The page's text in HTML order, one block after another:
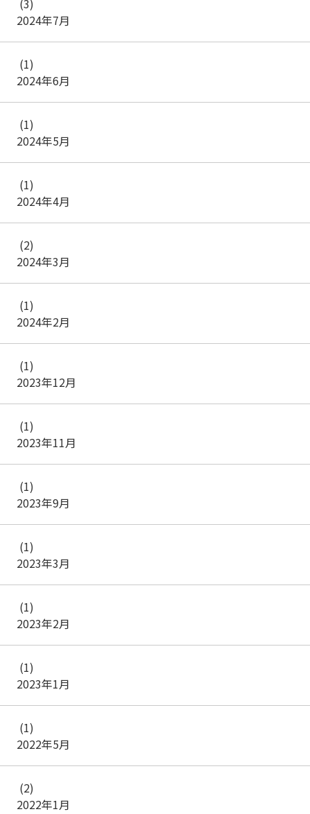
2024年7月
(3)
2024年6月
(1)
2024年5月
(1)
2024年4月
(1)
2024年3月
(2)
2024年2月
(1)
2023年12月
(1)
2023年11月
(1)
2023年9月
(1)
2023年3月
(1)
2023年2月
(1)
2023年1月
(1)
2022年5月
(1)
2022年1月
(2)